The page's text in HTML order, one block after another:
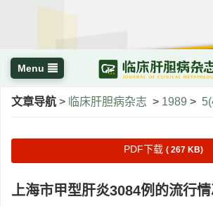
Menu
文章导航 > 临床肝胆病杂志 > 1989 >
PDF下载 ( 267 KB)
上海市甲型肝炎3084例的流行